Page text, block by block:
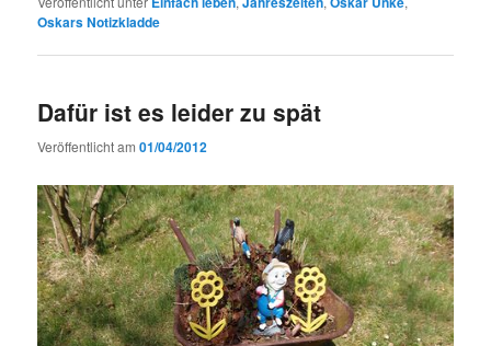
Oskars Notizkladde
Dafür ist es leider zu spät
Veröffentlicht am01/04/2012